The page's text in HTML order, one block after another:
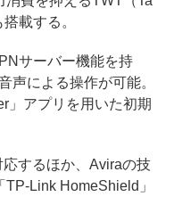
載する。
サーバー機能を持
声による操作が可能。
」アプリを用いた初期
するほか、Aviraの技
Link HomeShield」